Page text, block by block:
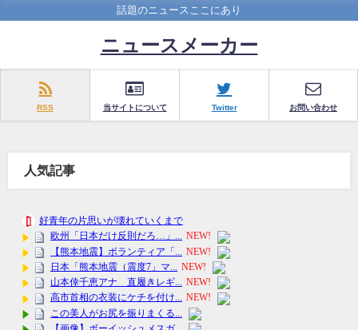
話題のニュースここにあり
ニュースメーカー
RSS 当サイトについて Twitter お問い合わせ
人気記事